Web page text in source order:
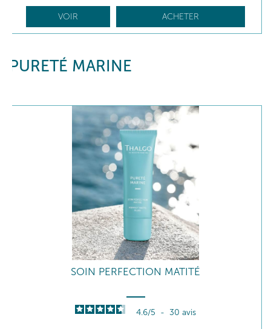
VOIR ACHETER
PURETÉ MARINE
SOIN PERFECTION MATITÉ
4.6/5 - 30 avis